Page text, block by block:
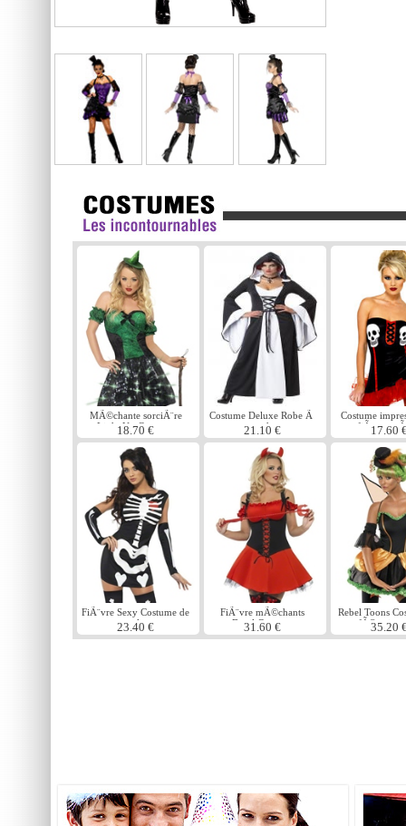
MÃ©chante sorciÃ¨re
Light Up Costume
18.70 €
Costume Deluxe Robe Ã
capuchon
21.10 €
Costume
fiÃ¨vre
17.60
FiÃ¨vre Sexy Costume de
squelette
23.40 €
FiÃ¨vre mÃ©chants
Devil Costume
31.60 €
Rebel Toons
fÃ©e35.20